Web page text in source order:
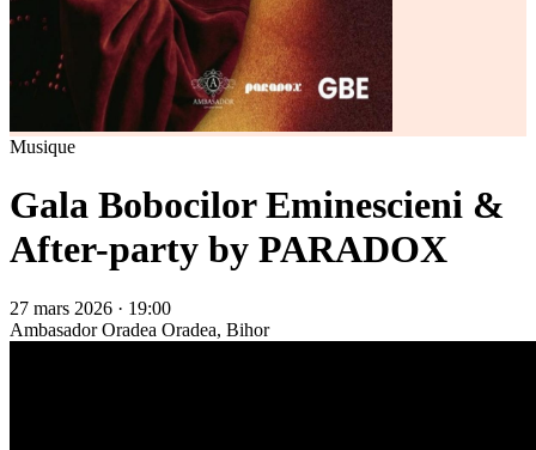
Musique
Gala Bobocilor Eminescieni &
After-party by PARADOX
27 mars 2026 · 19:00
Ambasador Oradea Oradea, Bihor